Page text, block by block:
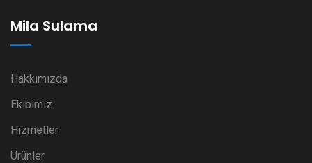
Mila Sulama
Hakkımızda
Ekibimiz
Hizmetler
Ürünler